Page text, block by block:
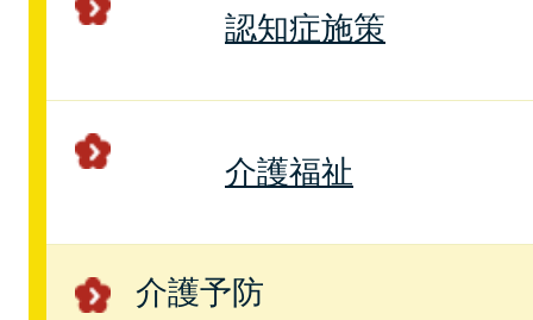
認知症施策
介護福祉
介護予防